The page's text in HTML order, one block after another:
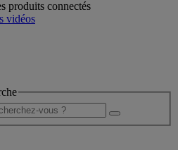
produits connectés
vidéos